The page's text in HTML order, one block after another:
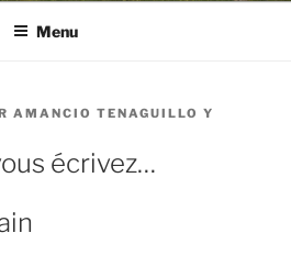
Menu
AMANCIO TENAGUILLO Y
écrivez…